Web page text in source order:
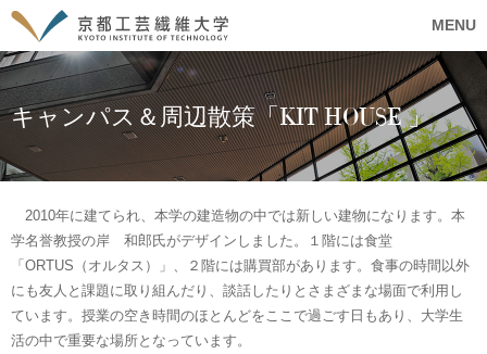
MENU
キャンパス＆周辺散策「KIT HOUSE 」
2010年に建てられ、本学の建造物の中では新しい建物になります。本
学名誉教授の岸 和郎氏がデザインしました。１階には食堂
「ORTUS（オルタス）」、２階には購買部があります。食事の時間以外
にも友人と課題に取り組んだり、談話したりとさまざまな場面で利用し
ています。授業の空き時間のほとんどをここで過ごす日もあり、大学生
活の中で重要な場所となっています。